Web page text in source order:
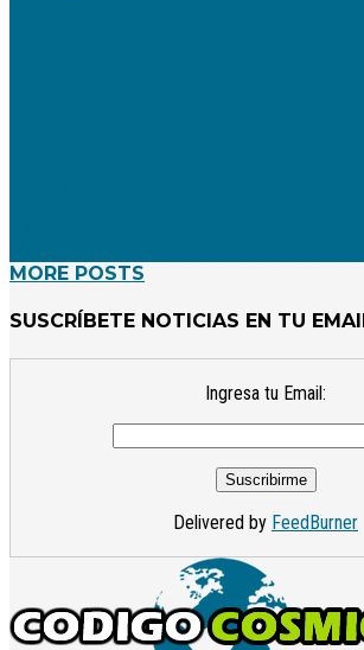
MORE POSTS
SUSCRÍBETE NOTICIAS EN TU
Ingresa tu Email:
Delivered by FeedBurner